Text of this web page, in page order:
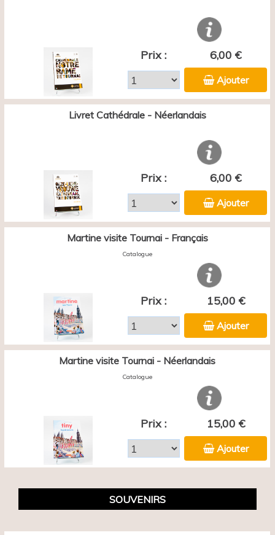
Prix : 6,00 €
Ajouter
Livret Cathédrale - Néerlandais
Prix : 6,00 €
Ajouter
Martine visite Tournai - Français
Catalogue
Prix : 15,00 €
Ajouter
Martine visite Tournai - Néerlandais
Catalogue
Prix : 15,00 €
Ajouter
SOUVENIRS